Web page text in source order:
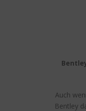
Auch
Bentley